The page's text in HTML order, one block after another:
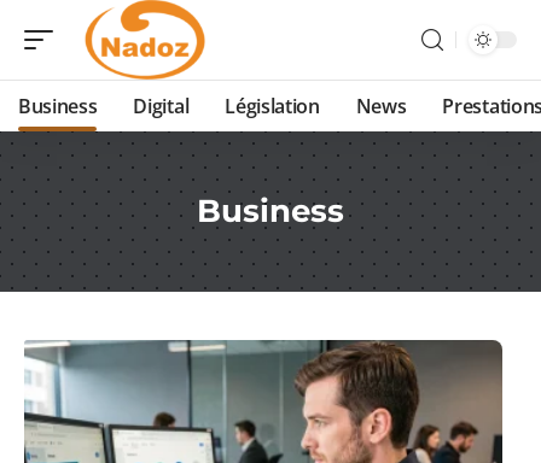
Business Digital Législation News
Business